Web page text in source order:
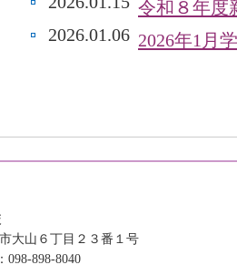
令和８年度
2026.01.06 2026年1月
大山６丁目２３番１号
098-898-8040